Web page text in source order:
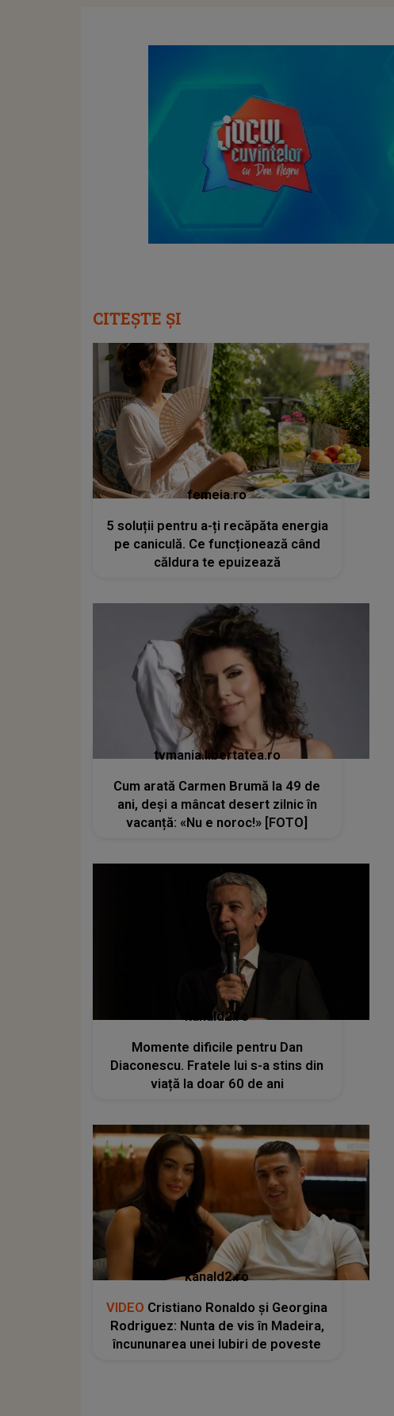
CITEȘTE ȘI
femeia.ro
5 soluții pentru a-ți recăpăta energia
pe caniculă. Ce funcționează când
căldura te epuizează
tvmania.libertatea.ro
Cum arată Carmen Brumă la 49 de
ani, deși a mâncat desert zilnic în
vacanță: «Nu e noroc!» [FOTO]
kanald2.ro
Momente dificile pentru Dan
Diaconescu. Fratele lui s-a stins din
viață la doar 60 de ani
kanald2.ro
VIDEO Cristiano Ronaldo și Georgina
Rodriguez: Nunta de vis în Madeira,
încununarea unei Iubiri de poveste